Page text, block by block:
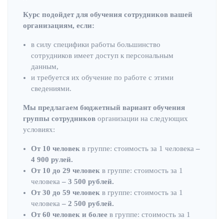
Курс подойдет для обучения сотрудников вашей
организациям, если:
в силу специфики работы большинство
сотрудников имеет доступ к персональным
данным,
и требуется их обучение по работе с этими
сведениями.
Мы предлагаем бюджетный вариант обучения
группы сотрудников организации на следующих
условиях:
От 10 человек в группе: стоимость за 1 человека –
4 900 рулей.
От 10 до 29 человек в группе: стоимость за 1
человека – 3 500 рублей.
От 30 до 59 человек в группе: стоимость за 1
человека – 2 500 рублей.
От 60 человек и более в группе: стоимость за 1